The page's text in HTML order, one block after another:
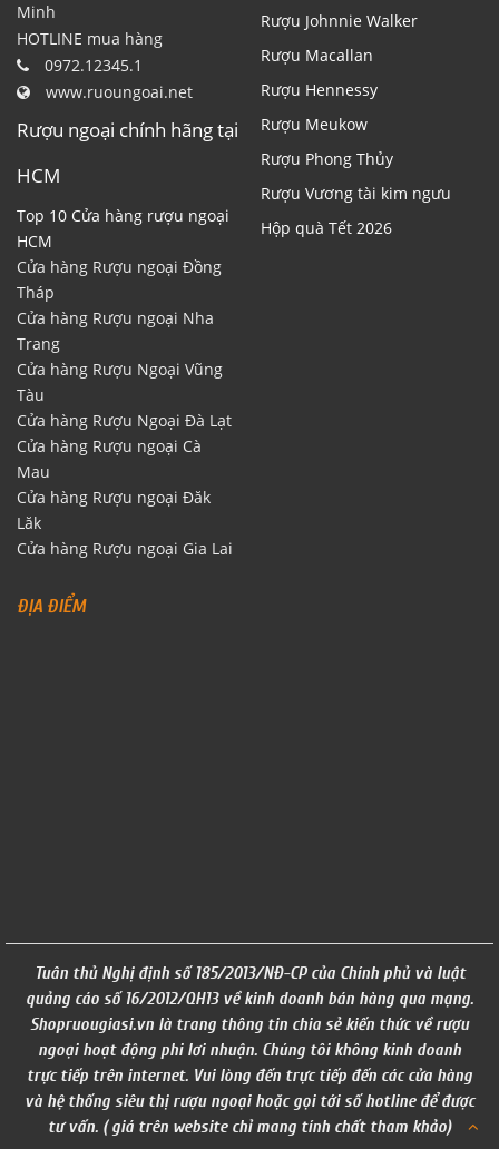
Minh
HOTLINE mua hàng
0972.12345.1
www.ruoungoai.net
Rượu ngoại chính hãng tại
HCM
Top 10 Cửa hàng rượu ngoại
HCM
Cửa hàng Rượu ngoại Đồng
Tháp
Cửa hàng Rượu ngoại Nha
Trang
Cửa hàng Rượu Ngoại Vũng
Tàu
Cửa hàng Rượu Ngoại Đà Lạt
Cửa hàng Rượu ngoại Cà
Mau
Cửa hàng Rượu ngoại Đăk
Lăk
Cửa hàng Rượu ngoại Gia Lai
Rượu Johnnie Walker
Rượu Macallan
Rượu Hennessy
Rượu Meukow
Rượu Phong Thủy
Rượu Vương tài kim ngưu
Hộp quà Tết 2026
ĐỊA ĐIỂM
Tuân thủ Nghị định số 185/2013/NĐ-CP của Chính phủ và luật
quảng cáo số 16/2012/QH13 về kinh doanh bán hàng qua mạng.
Shopruougiasi.vn là trang thông tin chia sẻ kiến thức về rượu
ngoại hoạt động phi lơi nhuận. Chúng tôi không kinh doanh
trực tiếp trên internet. Vui lòng đến trực tiếp đến các cửa hàng
và hệ thống siêu thị rượu ngoại hoặc gọi tới số hotline để được
tư vấn. ( giá trên website chỉ mang tính chất tham khảo)